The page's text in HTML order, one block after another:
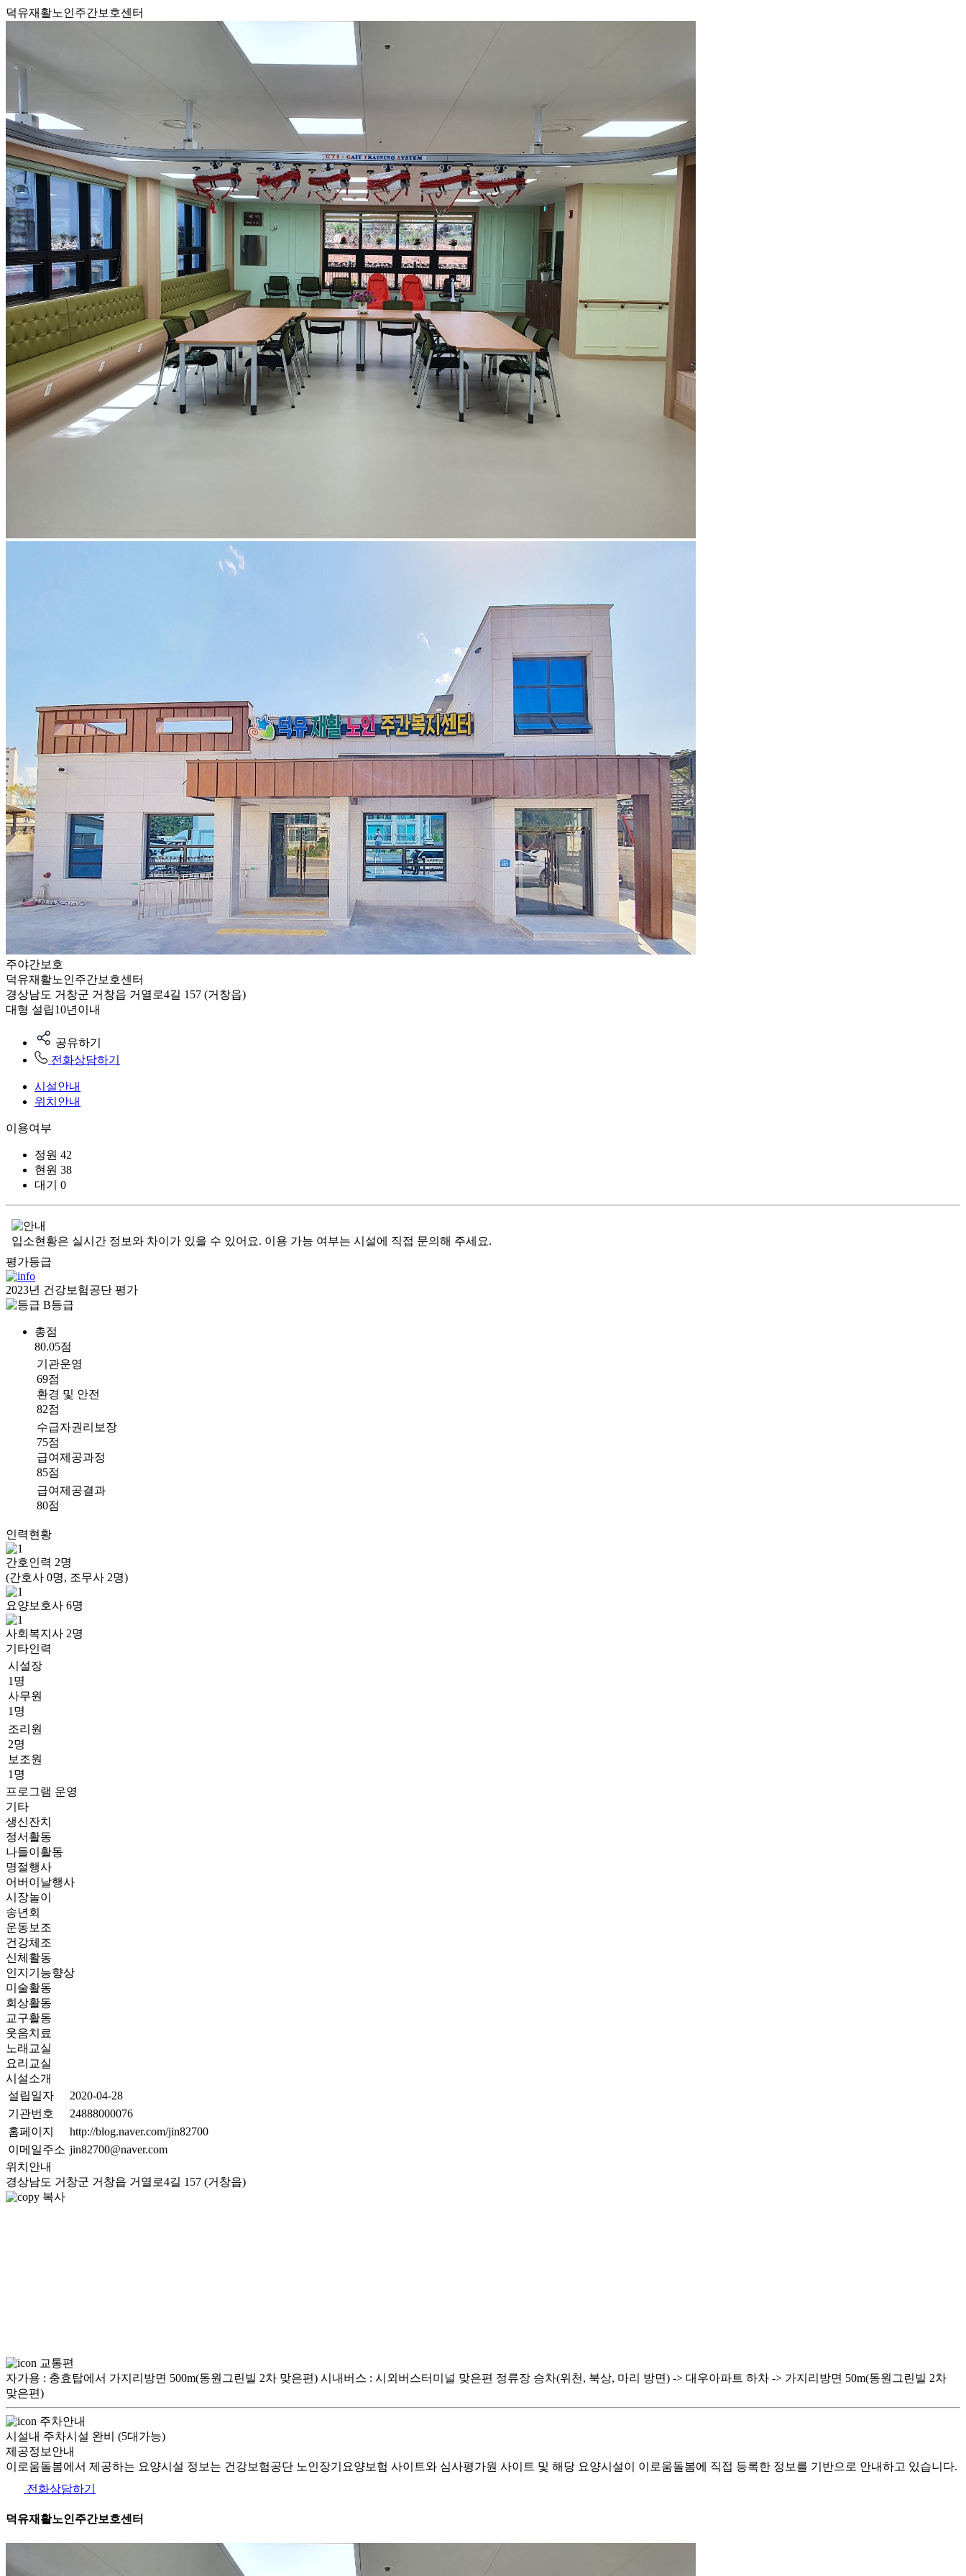
덕유재활노인주간보호센터
주야간보호
덕유재활노인주간보호센터
경상남도 거창군 거창읍 거열로4길 157 (거창읍)
대형 설립10년이내
공유하기
전화상담하기
시설안내
위치안내
이용여부
정원 42
현원 38
대기
0
입소현황은 실시간 정보와 차이가 있을 수 있어요. 이용 가능 여부는 시설에 직접 문의해 주세요.
평가등급
2023년 건강보험공단 평가
B등급
총점
80.05점
기관운영
69점
환경 및 안전
82점
수급자권리보장
75점
급여제공과정
85점
급여제공결과
80점
인력현황
간호인력 2명
(간호사 0명, 조무사 2명)
요양보호사 6명
사회복지사 2명
기타인력
시설장
1명
사무원
1명
조리원
2명
보조원
1명
프로그램 운영
기타
생신잔치
정서활동
나들이활동
명절행사
어버이날행사
시장놀이
송년회
운동보조
건강체조
신체활동
인지기능향상
미술활동
회상활동
교구활동
웃음치료
노래교실
요리교실
시설소개
설립일자
2020-04-28
기관번호
24888000076
홈페이지
http://blog.naver.com/jin82700
이메일주소 jin82700@naver.com
위치안내
경상남도 거창군 거창읍 거열로4길 157 (거창읍)
복사
교통편
자가용 : 충효탑에서 가지리방면 500m(동원그린빌 2차 맞은편) 시내버스 : 시외버스터미널 맞은편 정류장 승차(위천, 북상, 마리 방면) -> 대우아파트 하차 -> 가지리방면 50m(동원그린빌 2차
맞은편)
주차안내
시설내 주차시설 완비 (5대가능)
제공정보안내
이로움돌봄에서 제공하는 요양시설 정보는 건강보험공단 노인장기요양보험 사이트와 심사평가원 사이트 및 해당 요양시설이 이로움돌봄에 직접 등록한 정보를 기반으로 안내하고 있습니다.
전화상담하기
덕유재활노인주간보호센터